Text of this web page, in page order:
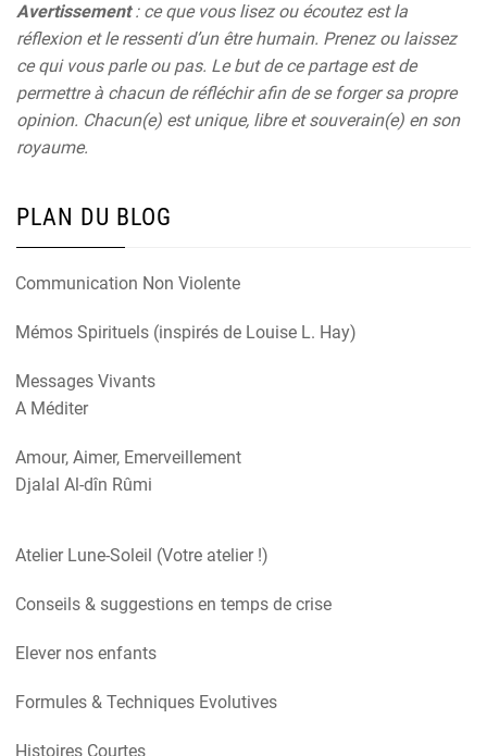
Avertissement: ce que vous lisez ou écoutez est la
réflexion et le ressenti d’un être humain. Prenez ou laissez
ce qui vous parle ou pas. Le but de ce partage est de
permettre à chacun de réfléchir afin de se forger sa propre
opinion. Chacun(e) est unique, libre et souverain(e) en son
royaume.
PLAN DU BLOG
Communication Non Violente
Mémos Spirituels (inspirés de Louise L. Hay)
Messages Vivants
A Méditer
Amour, Aimer, Emerveillement
Djalal Al-dîn Rûmi
Atelier Lune-Soleil (Votre atelier !)
Conseils & suggestions en temps de crise
Elever nos enfants
Formules & Techniques Evolutives
Histoires Courtes